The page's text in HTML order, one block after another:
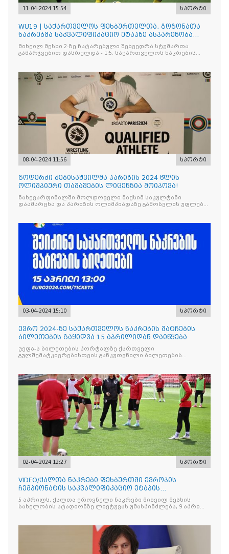
11-04-2024 15:54 სპორტი
WU19 | საქართველოს ფეხბურთელთა, გოგონათა
ნაკრებმა საკვალიფიკაციო ეტაპზე ასპარეზობა
დაასრულა
მიხეილ მესხი 2-ზე ჩატარებული შეხვედრა სტუმართა
გამარჯვებით დასრულდა - 1:5. საქართველოს ნაკრების
08-04-2024 11:56 სპორტი
გოდერძი ძებისაშვილმა პარიზის 2024 წლის
ოლიმპიური თამაშების ლიცენზია მოიპოვა!
ნახევარფინალში მოლდოველი მაქსიმ საკულტანი
დაამარცხა და პარიზის ოლიმპიადაზე გამოსვლის უფლება
03-04-2024 15:10 სპორტი
ევრო 2024-ზე საქართველოს ნაკრების მატჩების
ბილეთების გაყიდვა 15 აპრილიდან დაიწყება
უეფა-ს ბილეთების პორტალზე ქართველი
გულშემატკივრებისთვის განკუთვნილი ბილეთების
02-04-2024 12:27 სპორტი
VIDEO/ქალთა ნაკრები ფეხბურთში ევროპის
ჩემპიონატის საკვალიფიკაციო ეტაპის
მატჩებისთვის ემზადება
5 აპრილს, ქალთა ეროვნული ნაკრები მიხეილ მესხის
სახელობის სტადიონზე ლიეტუვას უმასპინძლებს, 9 აპრილს